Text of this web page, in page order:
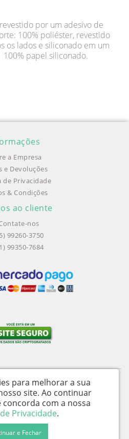
por um adesivo de
100% poliéster, revestido
os lados e siliconado em um
papel siliconado.
a Empresa
e Devoluções
de Privacidade
& Condições
ao cliente
nos
99260-3750
99350-7684
Ltda - CNPJ: 04.656.390/0002-94 -
Galpão D - Iperó / SP - CEP 18560-477 -
© 2026
para melhorar a sua
site. Ao continuar
concorda com a nossa
Privacidade.
e Fechar